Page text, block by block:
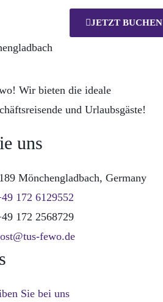
JETZT BUCHEN
Wir bieten die ideale
und Urlaubsgäste!
uns
Mönchengladbach, Germany
172 6129552
172 2568729
fewo.de
Sie bei uns